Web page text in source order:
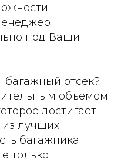
под Ваши
багажный отсек?
объемом
достигает
из лучших
багажника
только